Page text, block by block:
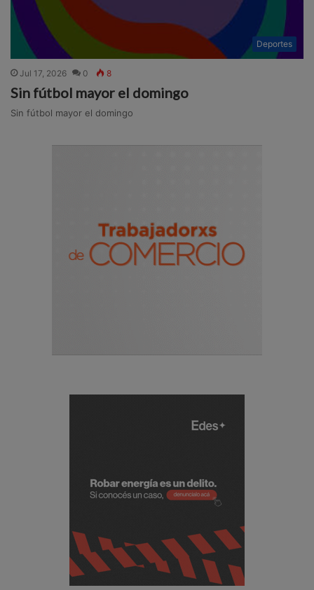
Deportes
Jul 17, 2026 0 8
Sin fútbol mayor el domingo
Sin fútbol mayor el domingo